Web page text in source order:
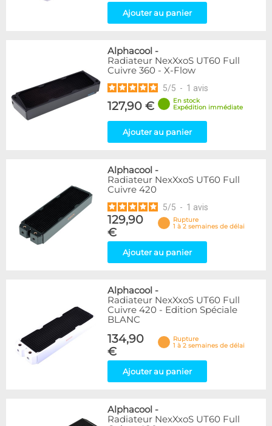
Ajouter au panier
Alphacool -
Radiateur NexXxoS UT60 Full
Cuivre 360 - X-Flow
5/5 - 1 avis
127,90 €
En stock
Expédition immédiate
Ajouter au panier
Alphacool -
Radiateur NexXxoS UT60 Full
Cuivre 420
5/5 - 1 avis
129,90
€
Rupture
1 à 2 semaines de délai
Ajouter au panier
Alphacool -
Radiateur NexXxoS UT60 Full
Cuivre 420 - Edition Spéciale
BLANC
134,90
€
Rupture
1 à 2 semaines de délai
Ajouter au panier
Alphacool -
Radiateur NexXxoS UT60 Full